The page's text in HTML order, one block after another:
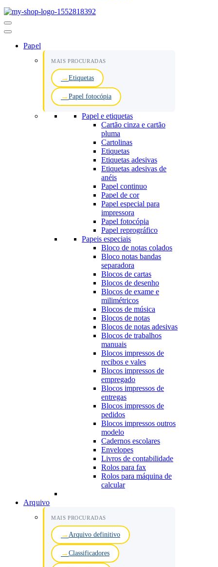
Menu
de
Papel
MAIS PROCURADAS
Etiquetas
Papel fotocópia
Papel e etiquetas
Cartão cinza e cartão
pluma
Cartolinas
Etiquetas
Etiquetas adesivas
Etiquetas adesivas de
anéis
Papel continuo
Papel de cor
Papel especial para
impressora
Papel fotocópia
Papel reprográfico
Papeis especiais
Bloco de notas colados
Bloco notas bandas
separadora
Blocos de cartas
Blocos de desenho
Blocos de exame e
milimétricos
Blocos de música
Blocos de notas
Blocos de notas adesivas
Blocos de trabalhos
manuais
Blocos impressos de
recibos e vales
Blocos impressos de
empregado
Blocos impressos de
entregas
Blocos impressos de
pedidos
Blocos impressos outros
modelo
Cadernos escolares
Envelopes
Livros de contabilidade
Rolos para fax
Rolos para máquina de
calcular
Arquivo
MAIS PROCURADAS
Arquivo definitivo
Classificadores